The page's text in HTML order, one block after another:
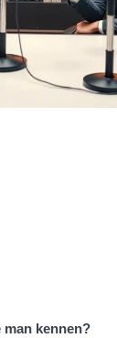
kennen?